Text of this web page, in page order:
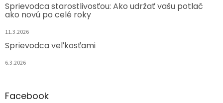
Sprievodca starostlivosťou: Ako udržať vašu potlač
ako novú po celé roky
11.3.2026
Sprievodca veľkosťami
6.3.2026
Facebook